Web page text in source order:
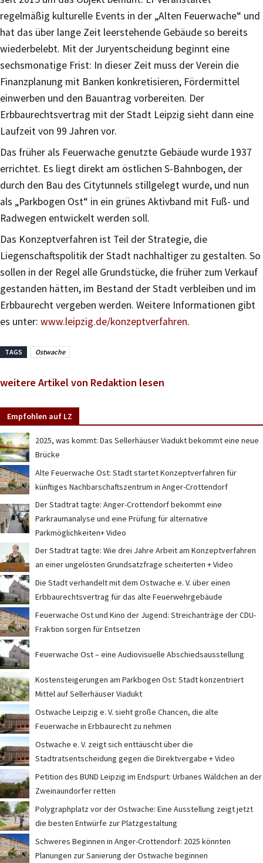
regelmäßig kulturelle Events in der „Alten Feuerwache“ und
hat das über lange Zeit leerstehende Gebäude so bereits
wiederbelebt. Mit der Juryentscheidung beginnt eine
sechsmonatige Frist: In dieser Zeit muss der Verein die
Finanzplanung mit Banken konkretisieren, Fördermittel
einwerben und den Bauantrag vorbereiten. Der
Erbbaurechtsvertrag mit der Stadt Leipzig sieht dann eine
Laufzeit von 99 Jahren vor.
Das früher als Feuerwache genutzte Gebäude wurde 1937
errichtet. Es liegt direkt am östlichen S-Bahnbogen, der
durch den Bau des Citytunnels stillgelegt wurde, und nun
als „Parkbogen Ost“ in ein grünes Aktivband mit Fuß- und
Radwegen entwickelt werden soll.
Das Konzeptverfahren ist Teil der Strategie, die
Liegenschaftspolitik der Stadt nachhaltiger zu gestalten. So
sollen in der Regel alle Grundstücke, die früher zum Verkauf
gestanden hätten, im Bestand der Stadt verbleiben und im
Erbbaurecht vergeben werden. Weitere Informationen gibt
es unter: www.leipzig.de/konzeptverfahren.
TAGS Ostwache
weitere Artikel von Redaktion lesen
Empfohlen auf LZ
2025, was kommt: Das Sellerhäuser Viadukt bekommt eine neue
Brücke
Alte Feuerwache Ost: Stadt startet Konzeptverfahren für
künftiges Nachbarschaftszentrum in Anger-Crottendorf
Der Stadtrat tagte: Anger-Crottendorf bekommt eine
Parkraumanalyse und eine Prüfung für alternative
Parkmöglichkeiten+ Video
Der Stadtrat tagte: Wie drei Jahre Arbeit am Konzeptverfahren
an einer ungelösten Grundsatzfrage scheiterten + Video
Die Stadt verhandelt mit dem Ostwache e. V. über einen
Erbbaurechtsvertrag für das alte Feuerwehrgebäude
Feuerwache Ost und Kino der Jugend: Streichanträge der CDU-
Fraktion sorgen für Entsetzen
Feuerwache Ost – eine Audiovisuelle Abschiedsausstellung
Kostensteigerungen am Parkbogen Ost: Stadt konzentriert
Mittel auf Sellerhäuser Viadukt
Ostwache Leipzig e. V. sieht große Chancen, die alte
Feuerwache in Erbbaurecht zu nehmen
Ostwache e. V. zeigt sich enttäuscht über die
Stadtratsentscheidung gegen die Direktvergabe + Video
Petition des BUND Leipzig im Endspurt: Urbanes Wäldchen an der
Zweinaundorfer retten
Polygraphplatz vor der Ostwache: Eine Ausstellung zeigt jetzt
die besten Entwürfe zur Platzgestaltung
Schweres Beginnen in Anger-Crottendorf: 2025 könnten
Planungen zur Sanierung der Ostwache beginnen